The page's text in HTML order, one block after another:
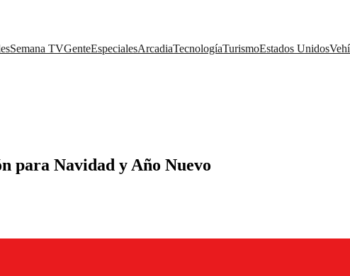
Semana TVGenteEspecialesArcadiaTecnologíaTurismoEstados Unidos
para Navidad y Año Nuevo